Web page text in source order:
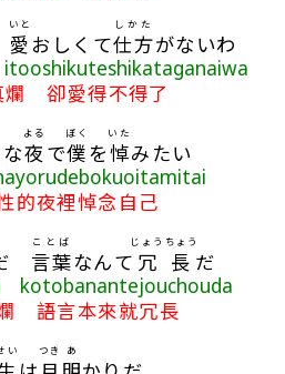
愛
いと
おしくて仕方
しかた
がないわ
卻愛得不得了
夜
よる
で僕
ぼく
を悼
いた
みたい
的夜裡悼念自己
言葉
ことば
なんて 冗長
じょうちょう
だ
語言本來就冗長
い つき あ